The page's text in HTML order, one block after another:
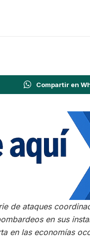
Compartir en
de ataques
en sus
en las economías